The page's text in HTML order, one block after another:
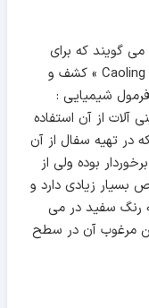
می گویند که برای
اولین بار در کشور چین در محلی به نام « Caoling » کشف و
شیمیایی :
آلات از آن استفاده
در تهیه سفال از آن
بوده ولی از
بسیار زیادی دارد و
پخته و به رنگ سفید در می
مرغوب آن در سطح